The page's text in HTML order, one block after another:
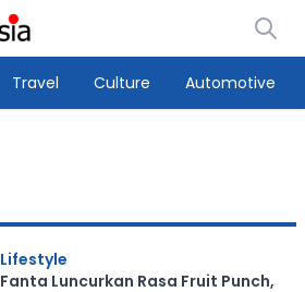
Travel Culture Automotive
Lifestyle
Fanta Luncurkan Rasa Fruit Punch,